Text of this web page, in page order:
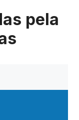
pela